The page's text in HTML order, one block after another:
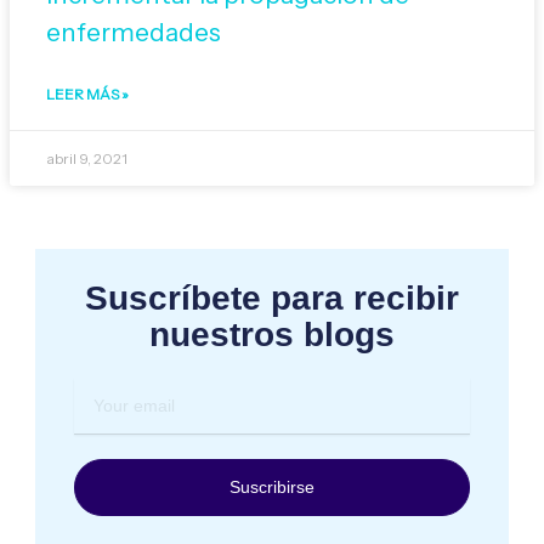
enfermedades
LEER MÁS »
abril 9, 2021
Suscríbete para recibir
nuestros blogs
Suscribirse